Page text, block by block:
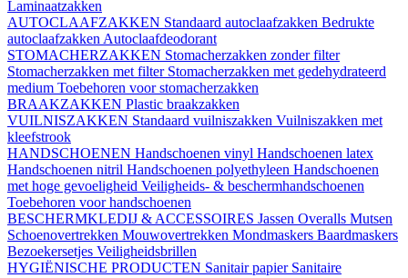
Laminaatzakken
AUTOCLAAFZAKKEN Standaard autoclaafzakken Bedrukte
autoclaafzakken Autoclaafdeodorant
STOMACHERZAKKEN Stomacherzakken zonder filter
Stomacherzakken met filter Stomacherzakken met gedehydrateerd
medium Toebehoren voor stomacherzakken
BRAAKZAKKEN Plastic braakzakken
VUILNISZAKKEN Standaard vuilniszakken Vuilniszakken met
kleefstrook
HANDSCHOENEN Handschoenen vinyl Handschoenen latex
Handschoenen nitril Handschoenen polyethyleen Handschoenen
met hoge gevoeligheid Veiligheids- & beschermhandschoenen
Toebehoren voor handschoenen
BESCHERMKLEDIJ & ACCESSOIRES Jassen Overalls Mutsen
Schoenovertrekken Mouwovertrekken Mondmaskers Baardmaskers
Bezoekersetjes Veiligheidsbrillen
HYGIËNISCHE PRODUCTEN Sanitair papier Sanitaire